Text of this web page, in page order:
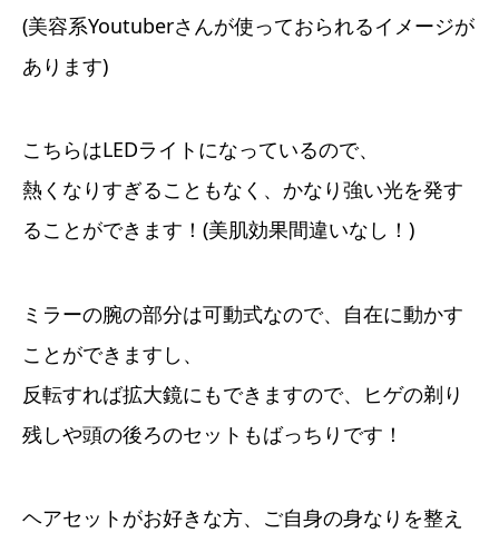
(美容系Youtuberさんが使っておられるイメージが
あります)
こちらはLEDライトになっているので、
熱くなりすぎることもなく、かなり強い光を発す
ることができます！(美肌効果間違いなし！)
ミラーの腕の部分は可動式なので、自在に動かす
ことができますし、
反転すれば拡大鏡にもできますので、ヒゲの剃り
残しや頭の後ろのセットもばっちりです！
ヘアセットがお好きな方、ご自身の身なりを整え